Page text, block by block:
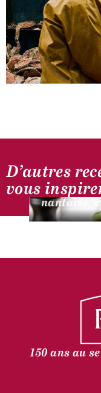
D’autres
vous
AUTOUR DU
Burger
nantaise,
150 ans au